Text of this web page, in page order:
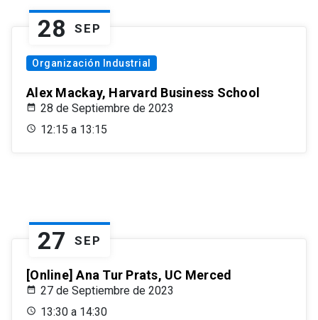
28 SEP
Organización Industrial
Alex Mackay, Harvard Business School
28 de Septiembre de 2023
12:15 a 13:15
27 SEP
[Online] Ana Tur Prats, UC Merced
27 de Septiembre de 2023
13:30 a 14:30